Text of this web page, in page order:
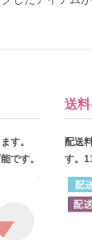
す。
です。
送
配送
す。